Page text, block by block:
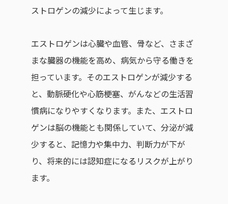
ストロゲンの減少によって生じます。
エストロゲンは心臓や血管、骨など、さまざ
まな臓器の機能を高め、病気から守る働きを
担っています。そのエストロゲンが減少する
と、動脈硬化や心筋梗塞、がんなどの生活習
慣病になりやすくなります。また、エストロ
ゲンは脳の機能とも関係していて、分泌が減
少すると、記憶力や集中力、判断力が下が
り、将来的には認知症になるリスクが上がり
ます。